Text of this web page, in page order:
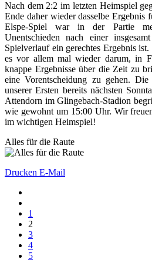
Nach dem 2:2 im letzten Heimspiel
Ende daher wieder dasselbe
Elspe-Spiel war in der Partie
Unentschieden nach einer
Spielverlauf ein gerechtes Ergebnis
es vor allem mal wieder darum, in
knappe Ergebnisse über die Zeit zu
eine Vorentscheidung zu gehen.
unserer Ersten bereits nächsten
Attendorn im Glingebach-Stadion
wie gewohnt um 15:00 Uhr. Wir
im wichtigen Heimspiel!
Alles für die Raute
Drucken E-Mail
1
2
3
4
5